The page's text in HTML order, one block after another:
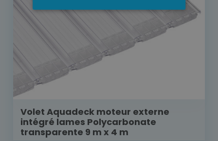
Volet Aquadeck moteur externe
intégré lames Polycarbonate
transparente 9 m x 4 m